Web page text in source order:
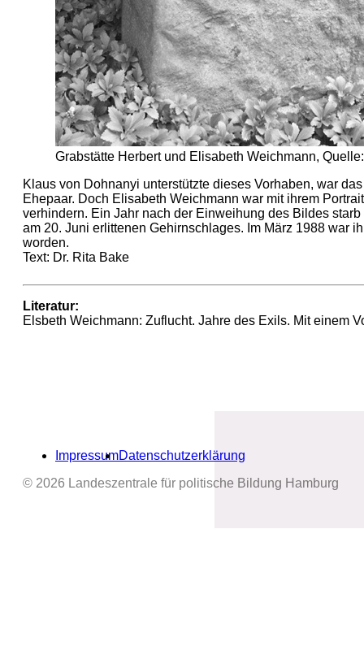
Grabstätte Herbert und Elisabeth Weichmann,
Klaus von Dohnanyi unterstützte dieses Vorhaben, war
Ehepaar. Doch Elisabeth Weichmann war mit ihrem
verhindern. Ein Jahr nach der Einweihung des Bildes
am 20. Juni erlittenen Gehirnschlages. Im März 1988 war
worden.
Text: Dr. Rita Bake
Literatur:
Elsbeth Weichmann: Zuflucht. Jahre des Exils. Mit einem
ImpressumDatenschutzerklärung
© 2026 Landeszentrale für politische Bildung Hamburg